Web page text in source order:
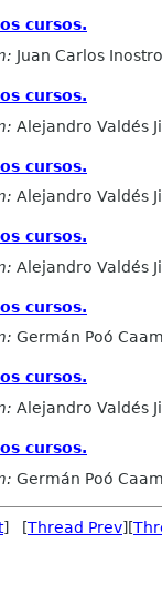
cursos.
Juan Carlos
cursos.
Alejandro Valdés
cursos.
Alejandro Valdés
cursos.
Alejandro Valdés
cursos.
Germán Poó
cursos.
Alejandro Valdés
cursos.
Germán Poó
] [Thread Prev][